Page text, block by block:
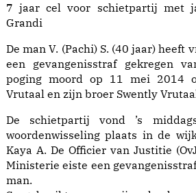
7 jaar cel voor schietpartij met
Grandi
De man V. (Pachi) S. (40 jaar) heeft
een gevangenisstraf gekregen
poging moord op 11 mei 2014
Vrutaal en zijn broer Swently
De schietpartij vond ’s
woordenwisseling plaats in de
Kaya A. De Officier van Justitie
Ministerie eiste een
man.